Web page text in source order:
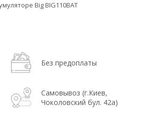
Big BIG110BAT
Без предоплаты
Самовывоз (г.Киев,
Чоколовский бул. 42а)